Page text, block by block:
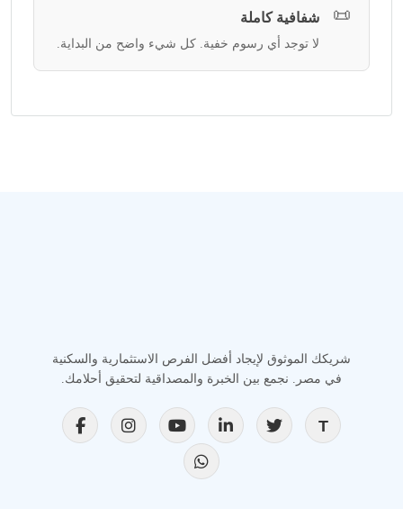
📜 شفافية كاملة
لا توجد أي رسوم خفية. كل شيء واضح من البداية.
شريكك الموثوق لإيجاد أفضل الفرص الاستثمارية والسكنية
في مصر. نجمع بين الخبرة والمصداقية لتحقيق أحلامك.